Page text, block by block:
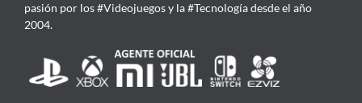
pasión por los #Videojuegos y la #Tecnología desde el año
2004.